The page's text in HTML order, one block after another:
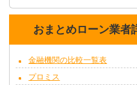
おまとめローン業者
金融機関の比較一覧表
プロミス